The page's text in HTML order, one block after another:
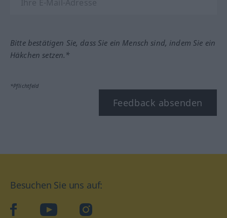
Bitte bestätigen Sie, dass Sie ein Mensch sind, indem Sie ein
Häkchen setzen.*
*Pflichtfeld
Feedback absenden
Besuchen Sie uns auf:
facebookYouTube Instagram